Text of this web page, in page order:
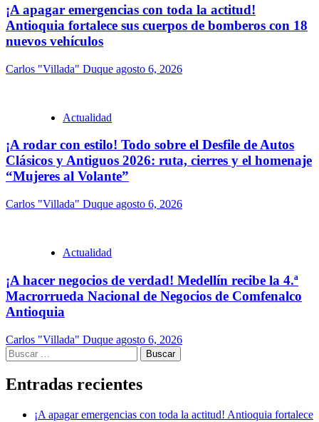
¡A apagar emergencias con toda la actitud!
Antioquia fortalece sus cuerpos de bomberos con 18
nuevos vehículos
Carlos "Villada" Duque agosto 6, 2026
Actualidad
¡A rodar con estilo! Todo sobre el Desfile de Autos
Clásicos y Antiguos 2026: ruta, cierres y el homenaje
“Mujeres al Volante”
Carlos "Villada" Duque agosto 6, 2026
Actualidad
¡A hacer negocios de verdad! Medellín recibe la 4.ª
Macrorrueda Nacional de Negocios de Comfenalco
Antioquia
Carlos "Villada" Duque agosto 6, 2026
Buscar:
Entradas recientes
¡A apagar emergencias con toda la actitud! Antioquia fortalece